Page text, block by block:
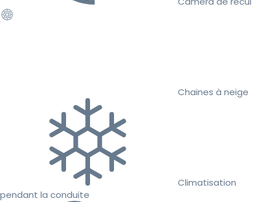
Chaines à neige
Climatisation
pendant la conduite